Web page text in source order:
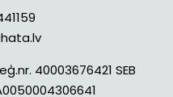
40003676421 SEB